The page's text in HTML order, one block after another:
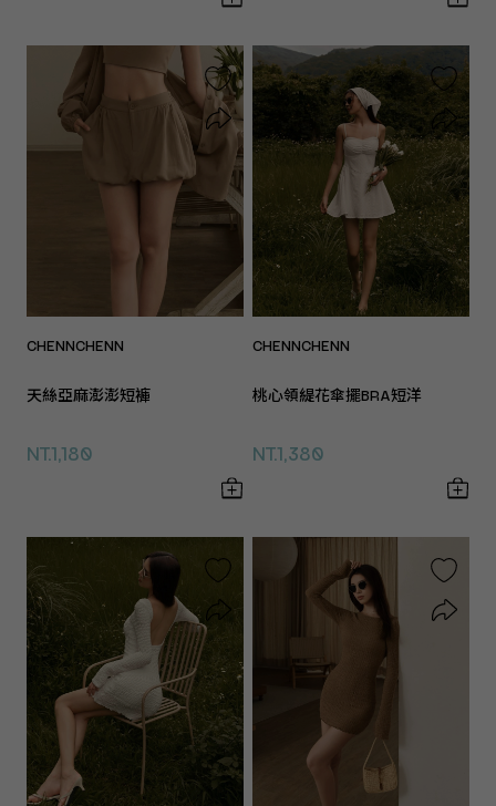
CHENNCHENN
天絲亞麻澎澎短褲
NT.1,180
CHENNCHENN
桃心領緹花傘擺BRA短洋
NT.1,380